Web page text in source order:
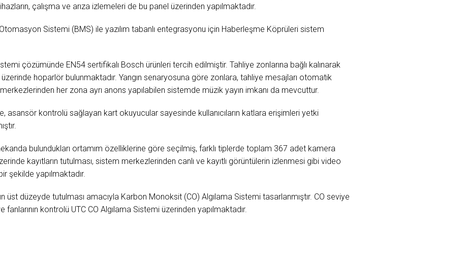
çalışma ve arıza izlemeleri de bu panel üzerinden yapılmaktadır.
Sistemi (BMS) ile yazılım tabanlı entegrasyonu için Haberleşme Köprüleri sistem
çözümünde EN54 sertifikalı Bosch ürünleri tercih edilmiştir. Tahliye zonlarına bağlı kalınarak
hoparlör bulunmaktadır. Yangın senaryosuna göre zonlara, tahliye mesajları otomatik
her zona ayrı anons yapılabilen sistemde müzik yayın imkanı da mevcuttur.
asansör kontrolü sağlayan kart okuyucular sayesinde kullanıcıların katlara erişimleri yetki
bulundukları ortamım özelliklerine göre seçilmiş, farklı tiplerde toplam 367 adet kamera
kayıtların tutulması, sistem merkezlerinden canlı ve kayıtlı görüntülerin izlenmesi gibi video
şekilde yapılmaktadır.
üst düzeyde tutulması amacıyla Karbon Monoksit (CO) Algılama Sistemi tasarlanmıştır. CO seviye
kontrolü UTC CO Algılama Sistemi üzerinden yapılmaktadır.